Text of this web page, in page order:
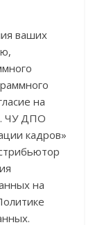
ваших
на
ЧУ ДПО
кадров»
на